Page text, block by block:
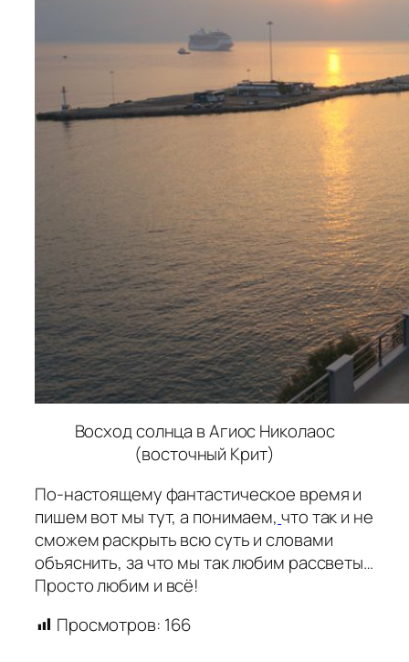
Восход солнца в Агиос Николаос
(восточный Крит)
По-настоящему фантастическое время и
пишем вот мы тут, а понимаем, что так и не
сможем раскрыть всю суть и словами
объяснить, за что мы так любим рассветы…
Просто любим и всё!
Просмотров: 166